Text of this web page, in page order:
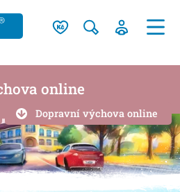
online
Dopravní výchova online